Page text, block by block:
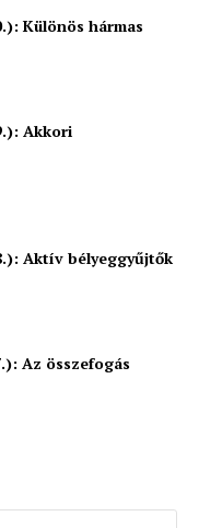
Különös hármas
Akkori
Aktív bélyeggyűjtők
Az összefogás